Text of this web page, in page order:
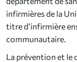
infirmières de la
titre d’infirmière
communautaire.
La prévention et le